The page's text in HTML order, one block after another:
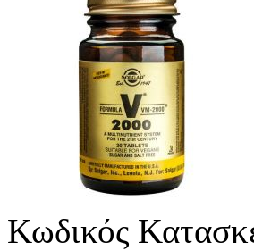
Κωδικός